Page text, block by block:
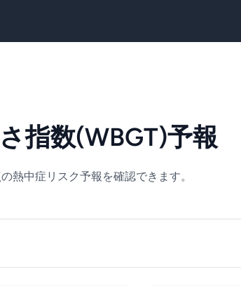
指数(WBGT)予報
熱中症リスク予報を確認できます。